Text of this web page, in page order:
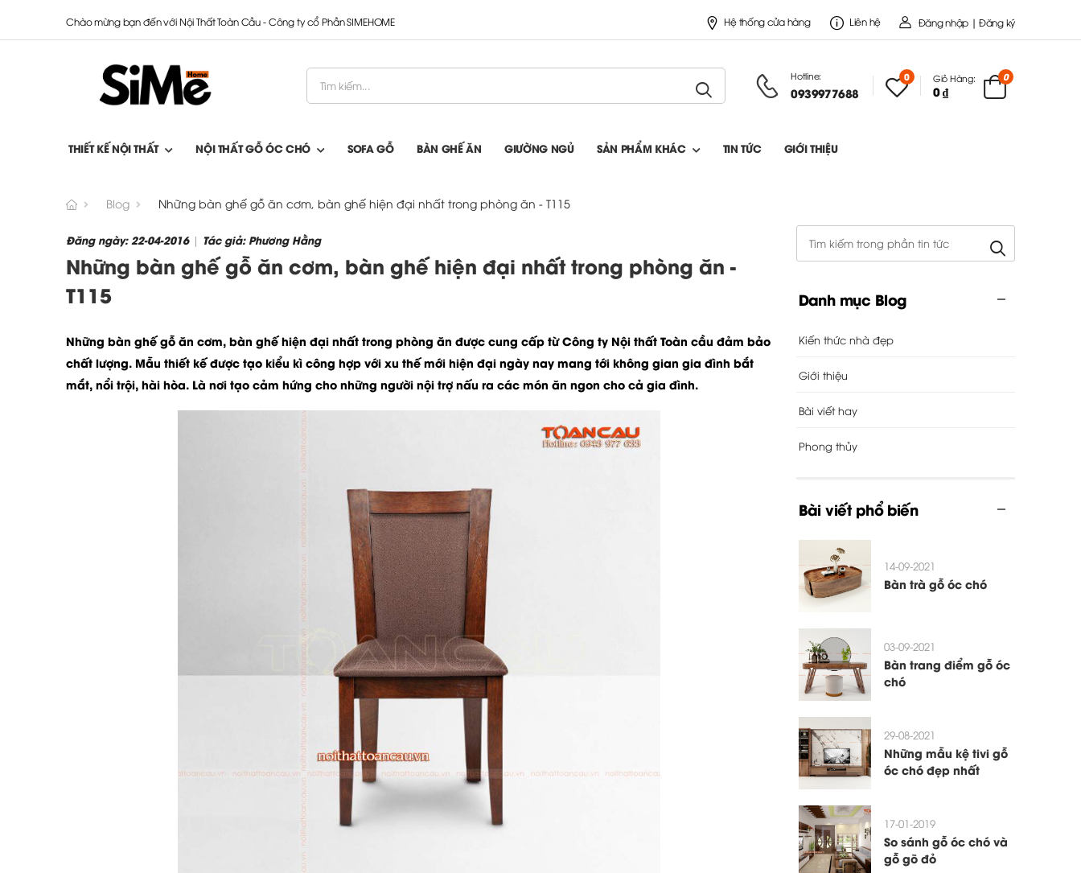
Chào mừng bạn đến với Nội Thất Toàn Cầu - Công ty cổ Phần SIMEHOME Hệ thống cửa hàng Liên hệ Đăng nhập | Đăng ký
Hotline:
0939977688
0 Giỏ Hàng:
0 ₫
0
THIẾT KẾ NỘI THẤT NỘI THẤT GỖ ÓC CHÓ SOFA GỖ BÀN GHẾ ĂN GIƯỜNG NGỦ SẢN PHẨM KHÁC TIN TỨC GIỚI THIỆU
Blog Những bàn ghế gỗ ăn cơm, bàn ghế hiện đại nhất trong phòng ăn - T115
Đăng ngày: 22-04-2016| Tác giả: Phương Hằng
Những bàn ghế gỗ ăn cơm, bàn ghế hiện đại nhất trong phòng ăn -
T115
Những bàn ghế gỗ ăn cơm,bàn ghế hiện đạinhất trong phòng ăn được cung cấp từ Công ty Nội thất Toàn cầu đảm bảo
chất lượng. Mẫu thiết kế được tạo kiểu kì công hợp với xu thế mới hiện đại ngày nay mang tới không gian gia đình bắt
mắt, nổi trội, hài hòa. Là nơi tạo cảm hứng cho những người nội trợ nấu ra các món ăn ngon cho cả gia đình.
Danh mục Blog
Kiến thức nhà đẹp
Giới thiệu
Bài viết hay
Phong thủy
Bài viết phổ biến
14-09-2021
Bàn trà gỗ óc chó
03-09-2021
Bàn trang điểm gỗ óc
chó
29-08-2021
Những mẫu kệ tivi gỗ
óc chó đẹp nhất
17-01-2019
So sánh gỗ óc chó và
gỗ gõ đỏ